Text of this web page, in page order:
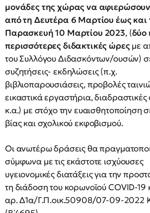
μονάδες της χώρας να
από τη Δευτέρα 6 Μαρτίου έως και
Παρασκευή 10 Μαρτίου 2023, (δύο
περισσότερες διδακτικές ώρεςμε
του Συλλόγου Διδασκόντων/ουσών)
συζητήσεις- εκδηλώσεις (π.χ.
βιβλιοπαρουσιάσεις, προβολές
εικαστικά εργαστήρια, διαδραστικές
κ.α.) με στόχο την ευαισθητοποίηση
βίας και σχολικού εκφοβισμού.
Οι ανωτέρω δράσεις θα
σύμφωνα με τις εκάστοτε ισχύουσες
υγειονομικές διατάξεις για την
τη διάδοση του κορωνοϊού COVID-19
αρ. Δ1α/Γ.Π.οικ.50908/07-09-2022